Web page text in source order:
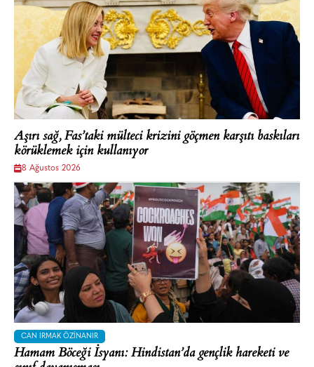
Aşırı sağ, Fas’taki mülteci krizini göçmen karşıtı baskıları
körüklemek için kullanıyor
8 Ağustos 2026
CAN IRMAK ÖZINANIR
Hamam Böceği İsyanı: Hindistan’da gençlik hareketi ve